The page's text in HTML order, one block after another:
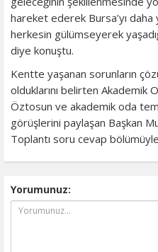
hareket ederek Bursa’yı
herkesin gülümseyerek
diye konuştu.
Kentte yaşanan sorunların
olduklarını belirten Akademik
Öztosun ve akademik oda
görüşlerini paylaşan Başkan
Toplantı soru cevap
Yorumunuz: